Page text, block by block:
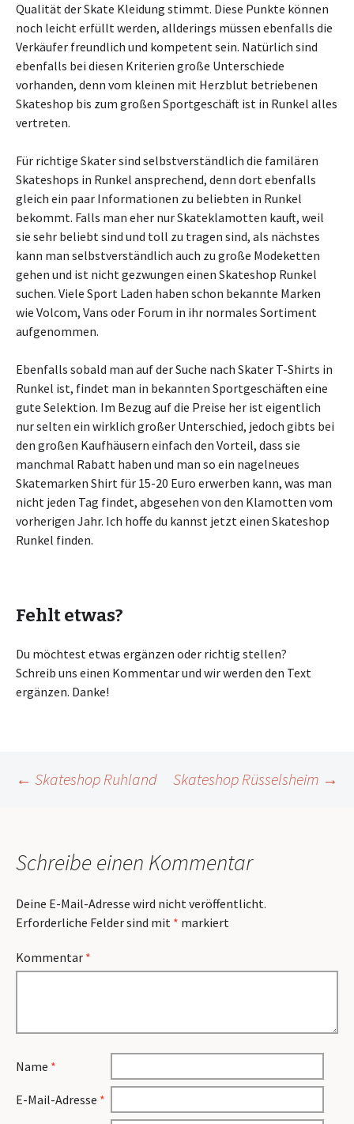
Qualität der Skate Kleidung stimmt. Diese Punkte können
noch leicht erfüllt werden, allderings müssen ebenfalls die
Verkäufer freundlich und kompetent sein. Natürlich sind
ebenfalls bei diesen Kriterien große Unterschiede
vorhanden, denn vom kleinen mit Herzblut betriebenen
Skateshop bis zum großen Sportgeschäft ist in Runkel alles
vertreten.
Für richtige Skater sind selbstverständlich die familären
Skateshops in Runkel ansprechend, denn dort ebenfalls
gleich ein paar Informationen zu beliebten in Runkel
bekommt. Falls man eher nur Skateklamotten kauft, weil
sie sehr beliebt sind und toll zu tragen sind, als nächstes
kann man selbstverständlich auch zu große Modeketten
gehen und ist nicht gezwungen einen Skateshop Runkel
suchen. Viele Sport Laden haben schon bekannte Marken
wie Volcom, Vans oder Forum in ihr normales Sortiment
aufgenommen.
Ebenfalls sobald man auf der Suche nach Skater T-Shirts in
Runkel ist, findet man in bekannten Sportgeschäften eine
gute Selektion. Im Bezug auf die Preise her ist eigentlich
nur selten ein wirklich großer Unterschied, jedoch gibts bei
den großen Kaufhäusern einfach den Vorteil, dass sie
manchmal Rabatt haben und man so ein nagelneues
Skatemarken Shirt für 15-20 Euro erwerben kann, was man
nicht jeden Tag findet, abgesehen von den Klamotten vom
vorherigen Jahr. Ich hoffe du kannst jetzt einen Skateshop
Runkel finden.
Fehlt etwas?
Du möchtest etwas ergänzen oder richtig stellen?
Schreib uns einen Kommentar und wir werden den Text
ergänzen. Danke!
Beitragsnavigation
← Skateshop Ruhland Skateshop Rüsselsheim →
Schreibe einen Kommentar
Deine E-Mail-Adresse wird nicht veröffentlicht.
Erforderliche Felder sind mit * markiert
Kommentar *
Name *
E-Mail-Adresse *